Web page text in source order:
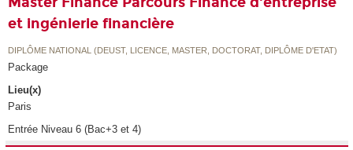
et ingénierie financière
DIPLÔME NATIONAL (DEUST, LICENCE, MASTER, DOCTORAT, DIPLÔME D'ETAT)
Package
Lieu(x)
Paris
Entrée Niveau 6 (Bac+3 et 4)